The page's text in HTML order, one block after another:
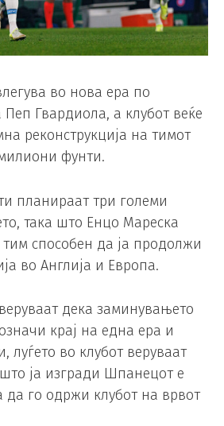
во нова ера по
Гвардиола, а клубот веќе
реконструкција на тимот
фунти.
планираат три големи
така што Енцо Мареска
способен да ја продолжи
во Англија и Европа.
дека заминувањето
крај на една ера и
луѓето во клубот веруваат
што ја изгради Шпанецот е
да го одржи клубот на врвот